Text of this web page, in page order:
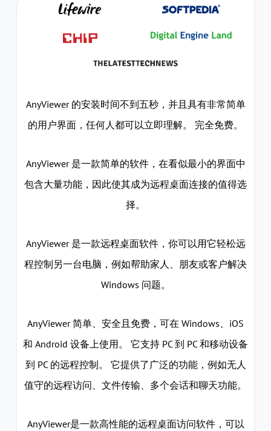
AnyViewer 的安装时间不到五秒，并且具有非常简单
的用户界面，任何人都可以立即理解。 完全免费。
AnyViewer 是一款简单的软件，在看似最小的界面中
包含大量功能，因此使其成为远程桌面连接的值得选
择。
AnyViewer 是一款远程桌面软件，你可以用它轻松远
程控制另一台电脑，例如帮助家人、朋友或客户解决
Windows 问题。
AnyViewer 简单、安全且免费，可在 Windows、iOS
和 Android 设备上使用。 它支持 PC 到 PC 和移动设备
到 PC 的远程控制。 它提供了广泛的功能，例如无人
值守的远程访问、文件传输、多个会话和聊天功能。
AnyViewer是一款高性能的远程桌面访问软件，可以